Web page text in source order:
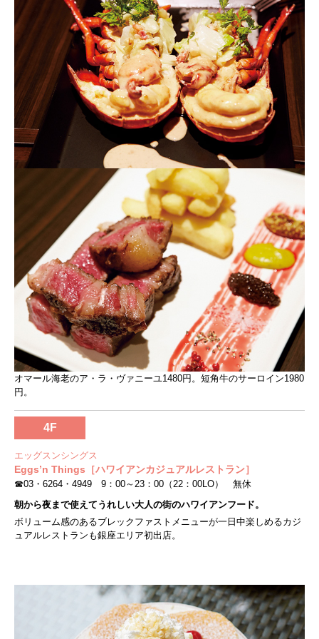
オマール海老のア・ラ・ヴァニーユ1480円。短角牛のサーロイン1980
円。
4F
エッグスンシングス
Eggs’n Things［ハワイアンカジュアルレストラン］
☎03・6264・4949 9：00～23：00（22：00LO） 無休
朝から夜まで使えてうれしい大人の街のハワイアンフード。
ボリューム感のあるブレックファストメニューが一日中楽しめるカジ
ュアルレストランも銀座エリア初出店。